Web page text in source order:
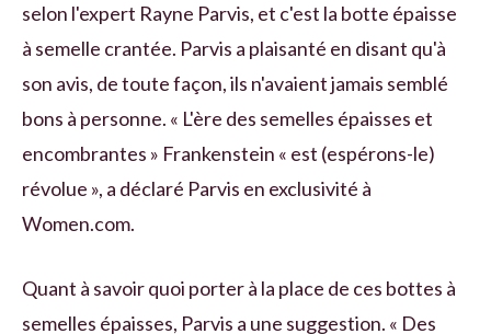
selon l'expert Rayne Parvis, et c'est la botte épaisse
à semelle crantée. Parvis a plaisanté en disant qu'à
son avis, de toute façon, ils n'avaient jamais semblé
bons à personne. « L'ère des semelles épaisses et
encombrantes » Frankenstein « est (espérons-le)
révolue », a déclaré Parvis en exclusivité à
Women.com.
Quant à savoir quoi porter à la place de ces bottes à
semelles épaisses, Parvis a une suggestion. « Des